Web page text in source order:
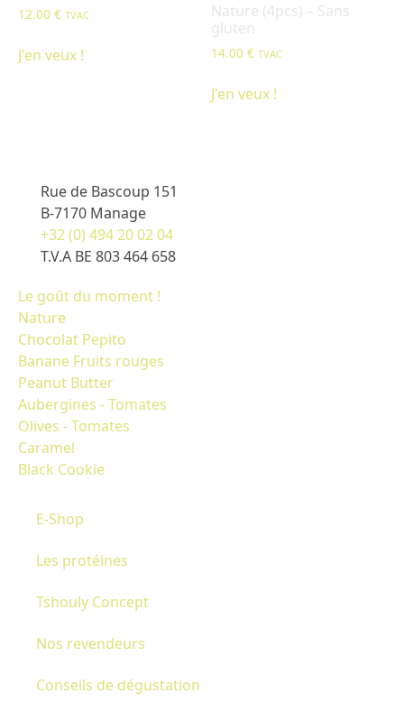
12.00 € TVAC
J'en veux !
Nature (4pcs) – Sans
gluten
14.00 € TVAC
J'en veux !
Rue de Bascoup 151
B-7170 Manage
+32 (0) 494 20 02 04
T.V.A BE 803 464 658
Le goût du moment !
Nature
Chocolat Pepito
Banane Fruits rouges
Peanut Butter
Aubergines - Tomates
Olives - Tomates
Caramel
Black Cookie
E-Shop
Les protéines
Tshouly Concept
Nos revendeurs
Conseils de dégustation